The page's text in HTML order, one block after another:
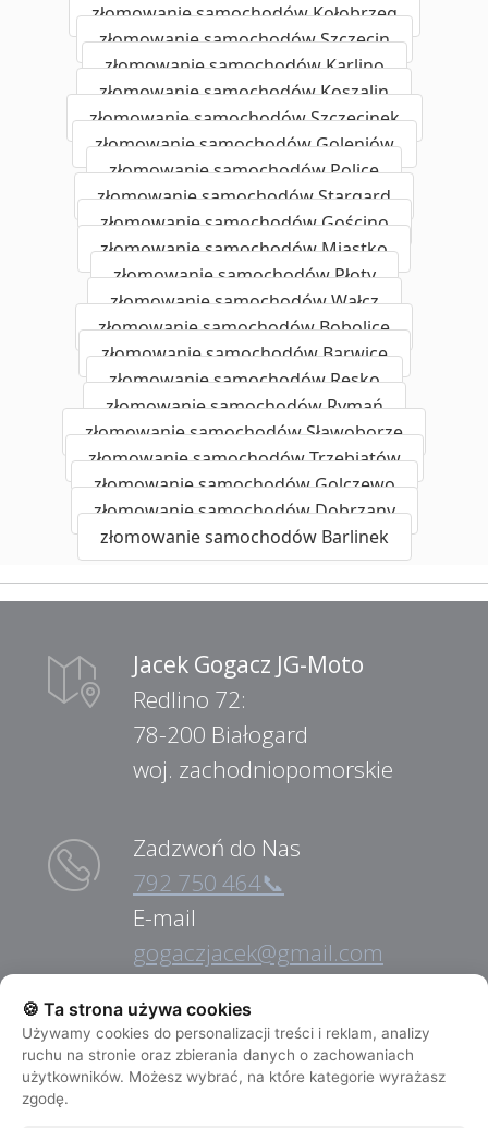
złomowanie samochodów Kołobrzeg
złomowanie samochodów Szczecin
złomowanie samochodów Karlino
złomowanie samochodów Koszalin
złomowanie samochodów Szczecinek
złomowanie samochodów Goleniów
złomowanie samochodów Police
złomowanie samochodów Stargard
złomowanie samochodów Gościno
złomowanie samochodów Miastko
złomowanie samochodów Płoty
złomowanie samochodów Wałcz
złomowanie samochodów Bobolice
złomowanie samochodów Barwice
złomowanie samochodów Resko
złomowanie samochodów Rymań
złomowanie samochodów Sławoborze
złomowanie samochodów Trzebiatów
złomowanie samochodów Golczewo
złomowanie samochodów Dobrzany
złomowanie samochodów Barlinek
Jacek Gogacz JG-Moto
Redlino 72:
78-200 Białogard
woj. zachodniopomorskie
Zadzwoń do Nas
792 750 464📞
E-mail
gogaczjacek@gmail.com
Pomoc Drogowa
792 750 464📞
🍪 Ta strona używa cookies
Używamy cookies do personalizacji treści i reklam, analizy
ruchu na stronie oraz zbierania danych o zachowaniach
użytkowników. Możesz wybrać, na które kategorie wyrażasz
zgodę.